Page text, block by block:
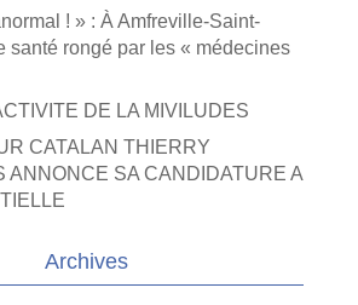
! » : À Amfreville-Saint-
santé rongé par les « médecines
DE LA MIVILUDES
CATALAN THIERRY
ANNONCE SA CANDIDATURE A
Archives